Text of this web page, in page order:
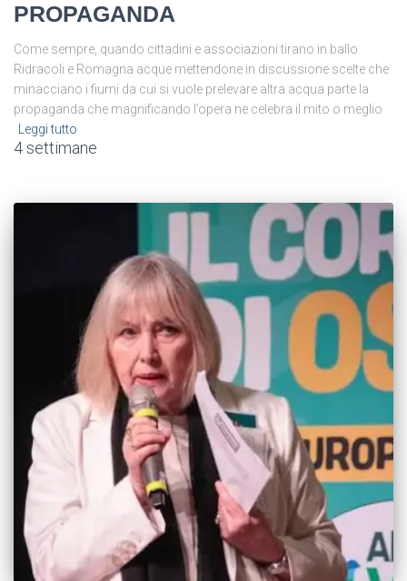
PROPAGANDA
Come sempre, quando cittadini e associazioni tirano in ballo
Ridracoli e Romagna acque mettendone in discussione scelte che
minacciano i fiumi da cui si vuole prelevare altra acqua parte la
propaganda che magnificando l’opera ne celebra il mito o meglio
Leggi tutto
4 settimane